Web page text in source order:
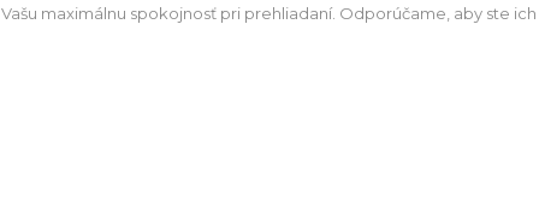
maximálnu spokojnosť pri prehliadaní. Odporúčame, aby ste